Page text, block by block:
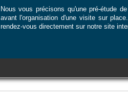
Nous vous précisons qu'une pré-étude
avant l'organisation d'une visite sur
rendez-vous directement sur notre site